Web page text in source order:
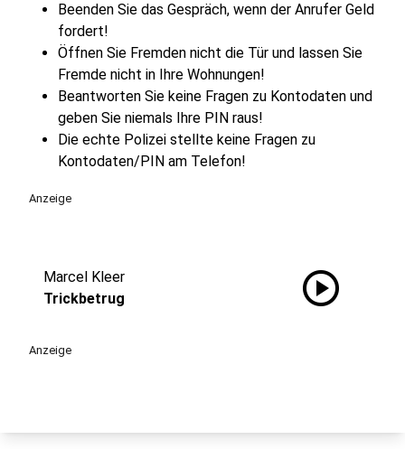
Beenden Sie das Gespräch, wenn der Anrufer Geld
fordert!
Öffnen Sie Fremden nicht die Tür und lassen Sie
Fremde nicht in Ihre Wohnungen!
Beantworten Sie keine Fragen zu Kontodaten und
geben Sie niemals Ihre PIN raus!
Die echte Polizei stellte keine Fragen zu
Kontodaten/PIN am Telefon!
Anzeige
Marcel Kleer
Trickbetrug
play_circle
Anzeige